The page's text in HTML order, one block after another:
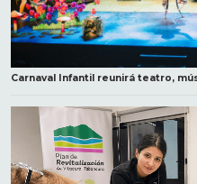
Carnaval Infantil reunirá teatro,